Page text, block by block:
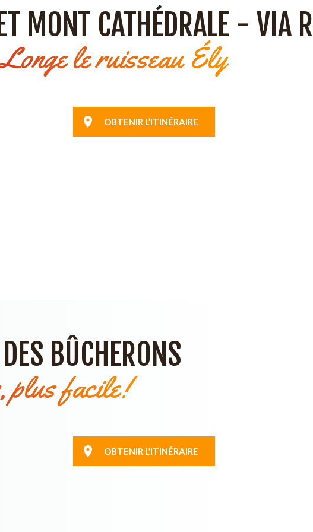
MONT CATHÉDRALE - VIA
le ruisseau Ély
OBTENIR L’ITINÉRAIRE
BÛCHERONS
plus facile!
OBTENIR L’ITINÉRAIRE